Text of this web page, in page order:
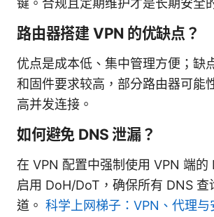
路由器搭建 VPN 的优缺点？
优点是成本低、集中管理方便；缺
和固件要求较高，部分路由器可能
高并发连接。
如何避免 DNS 泄漏？
在 VPN 配置中强制使用 VPN 端的
启用 DoH/DoT，确保所有 DNS 查
道。 科学上网梯子：VPN、代理与